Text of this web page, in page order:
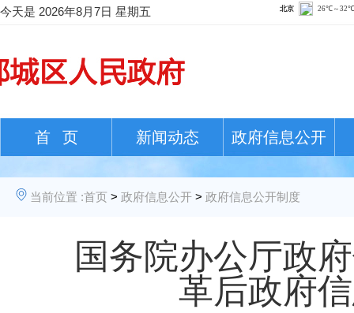
今天是 2026年8月7日 星期五
首 页 新闻动态 政府信息公开
当前位置 :首页 > 政府信息公开 > 政府信息公开制度
国务院办公厅政
革后政府